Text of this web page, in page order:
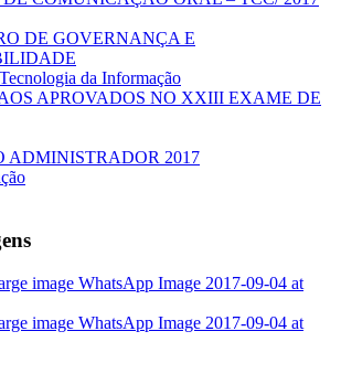
DE GOVERNANÇA E
da Informação
APROVADOS NO XXIII EXAME DE
ADMINISTRADOR 2017